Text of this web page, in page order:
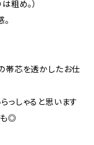
粗め。）
帯芯を透かしたお仕
っしゃると思います
も◎